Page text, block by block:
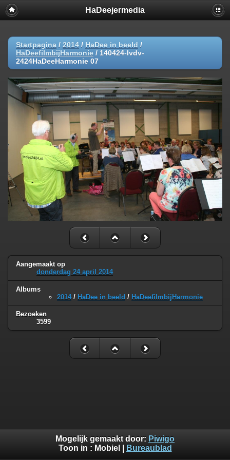
HaDeejermedia
Startpagina / 2014 / HaDee in beeld /
HaDeefilmbijHarmonie / 140424-lvdv-
2424HaDeeHarmonie 07
Aangemaakt op
donderdag 24 april 2014
Albums
2014/ HaDee in beeld / HaDeefilmbijHarmonie
Bezoeken
3599
Mogelijk gemaakt door: Piwigo
Toon in : Mobiel Bureaublad